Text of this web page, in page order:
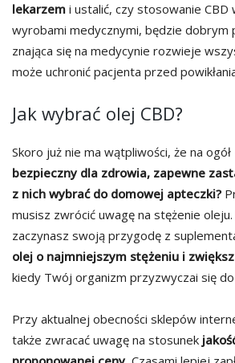
lekarzem i ustalić, czy stosowanie CBD
wyrobami medycznymi, będzie dobrym
znająca się na medycynie rozwieje
może uchronić pacjenta przed
Jak wybrać olej CBD?
Skoro już nie ma wątpliwości, że na ogół
bezpieczny dla zdrowia, zapewne
z nich wybrać do domowej apteczki?
musisz zwrócić uwagę na stężenie oleju.
zaczynasz swoją przygodę z
olej o najmniejszym stężeniu i
kiedy Twój organizm przyzwyczai się
Przy aktualnej obecności sklepów
także zwracać uwagę na stosunek